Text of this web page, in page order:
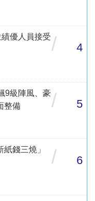
優人員接受/ 4
9級陣風、豪
整備
/ 5
錢三燒」
/ 6